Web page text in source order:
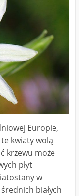
Europie,
kwiaty wolą
krzewu może
płyt
w
białych